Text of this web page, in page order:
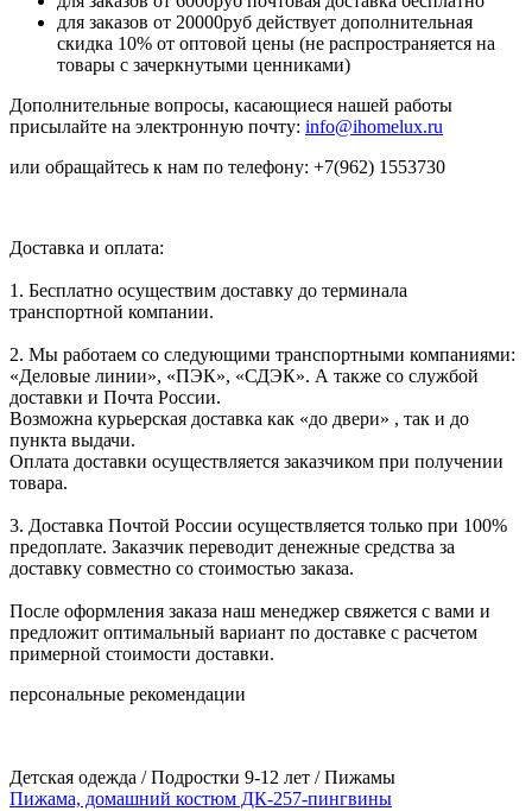
для заказов от 20000руб действует дополнительная
скидка 10% от оптовой цены (не распространяется на
товары с зачеркнутыми ценниками)
Дополнительные вопросы, касающиеся нашей работы
присылайте на электронную почту: info@ihomelux.ru
или обращайтесь к нам по телефону: +7(962) 1553730
Доставка и оплата:
1. Бесплатно осуществим доставку до терминала
транспортной компании.
2. Мы работаем со следующими транспортными компаниями:
«Деловые линии», «ПЭК», «СДЭК». А также со службой
доставки и Почта России.
Возможна курьерская доставка как «до двери» , так и до
пункта выдачи.
Оплата доставки осуществляется заказчиком при получении
товара.
3. Доставка Почтой России осуществляется только при 100%
предоплате. Заказчик переводит денежные средства за
доставку совместно со стоимостью заказа.
После оформления заказа наш менеджер свяжется с вами и
предложит оптимальный вариант по доставке с расчетом
примерной стоимости доставки.
персональные рекомендации
Детская одежда / Подростки 9-12 лет / Пижамы
Пижама, домашний костюм ДК-257-пингвины